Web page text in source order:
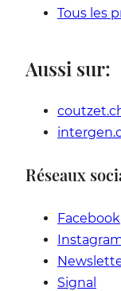
Tous les
Aussi sur:
Réseaux
Facebook
Signal